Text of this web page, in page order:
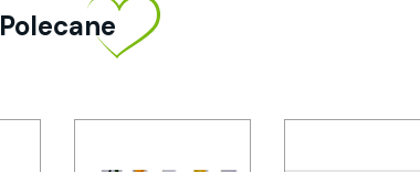
Polecane